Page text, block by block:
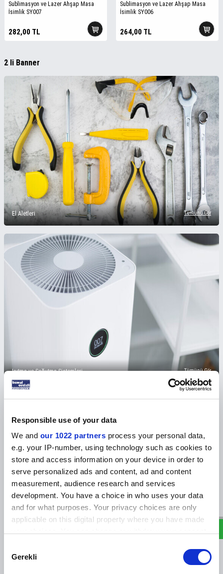
Responsible use of your data
We and our 1022 partners process your personal data,
e.g. your IP-number, using technology such as cookies to
store and access information on your device in order to
serve personalized ads and content, ad and content
measurement, audience research and services
development. You have a choice in who uses your data
and for what purposes. Your privacy choices are only
applicable on this digital property where you have made
the Privacy trigger icon.
Selection
Gerekli
Sublimasyon ve Lazer Ahşap Masa
İsimlik SY007
282,00 TL
Sublimasyon ve Lazer Ahşap Masa
İsimlik SY006
264,00 TL
2 li Banner
El Aletleri Tümünü Gör
Isıtma ve Soğutma Sistemleri Tümünü Gör
KABLOLAR
Zayıf Akım Kabloları Fiber Kablolar Solar Kablolar
Sublimasyon Elit Beyaz Kupa
Yeni
Sublimasyon ve Lazer Ahşap Masa